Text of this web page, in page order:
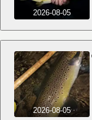
2026-08-05
2026-08-05